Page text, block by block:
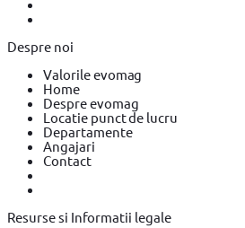
Despre noi
Valorile evomag
Home
Despre evomag
Locatie punct de lucru
Departamente
Angajari
Contact
Resurse si Informatii legale